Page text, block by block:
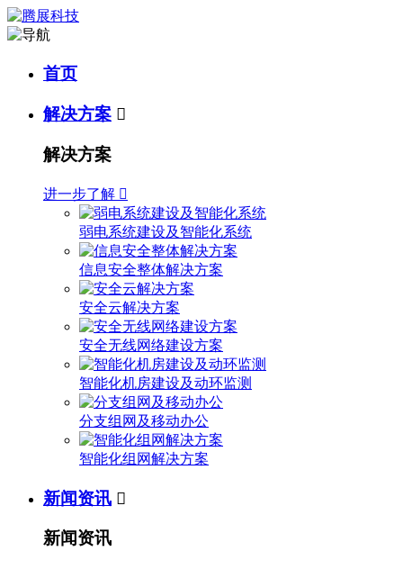
首页
解决方案 
解决方案
进一步了解 
弱电系统建设及智能化系统
信息安全整体解决方案
安全云解决方案
安全无线网络建设方案
智能化机房建设及动环监测
分支组网及移动办公
智能化组网解决方案
新闻资讯 
新闻资讯